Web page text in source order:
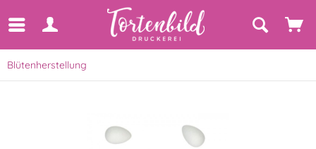
Blütenherstellung